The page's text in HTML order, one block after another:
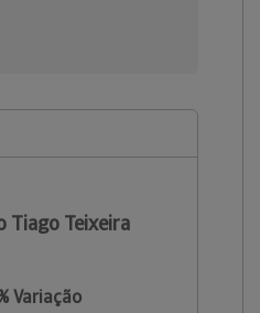
Tiago Teixeira
Variação